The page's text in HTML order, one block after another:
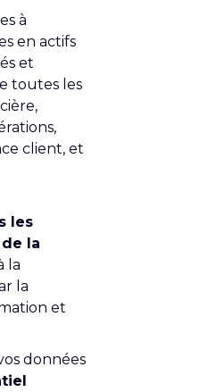
à
en actifs
et
toutes les
client, et
les
la
la
la
et
données